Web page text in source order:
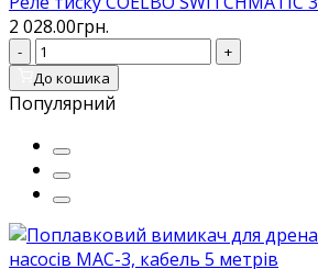
2 028.00грн.
-
+
До кошика
Популярний